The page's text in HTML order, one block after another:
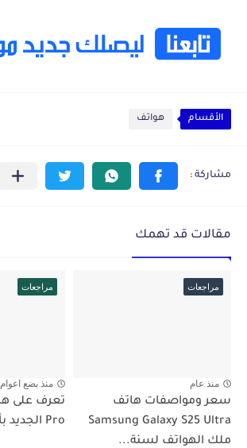
الأقسام هواتف
مقالات قد تهمك
مراجعات
منذ عام
سعر ومواصفات هاتف
Samsung Galaxy S25 Ultra
ملك الهواتف لسنة...
مراجعات
منذ بضع اعوام
Pro الجديد بأداء قوي...